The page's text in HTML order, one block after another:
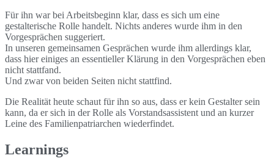
Für ihn war bei Arbeitsbeginn klar, dass es sich um eine
gestalterische Rolle handelt. Nichts anderes wurde ihm in den
Vorgesprächen suggeriert.
In unseren gemeinsamen Gesprächen wurde ihm allerdings klar,
dass hier einiges an essentieller Klärung in den Vorgesprächen eben
nicht stattfand.
Und zwar von beiden Seiten nicht stattfind.
Die Realität heute schaut für ihn so aus, dass er kein Gestalter sein
kann, da er sich in der Rolle als Vorstandsassistent und an kurzer
Leine des Familienpatriarchen wiederfindet.
Learnings